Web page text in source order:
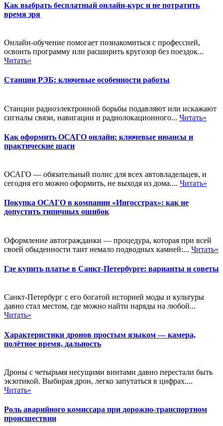
Как выбрать бесплатный онлайн-курс и не потратить
время зря
Онлайн-обучение помогает познакомиться с профессией,
освоить программу или расширить кругозор без поездок...
Читать»
Станции РЭБ: ключевые особенности работы
Станции радиоэлектронной борьбы подавляют или искажают
сигналы связи, навигации и радиолокационного... Читать»
Как оформить ОСАГО онлайн: ключевые нюансы и
практические шаги
ОСАГО — обязательный полис для всех автовладельцев, и
сегодня его можно оформить, не выходя из дома.... Читать»
Покупка ОСАГО в компании «Ингосстрах»: как не
допустить типичных ошибок
Оформление автогражданки — процедура, которая при всей
своей обыденности таит немало подводных камней:... Читать»
Где купить платье в Санкт-Петербурге: варианты и советы
Санкт-Петербург с его богатой историей моды и культуры
давно стал местом, где можно найти наряды на любой...
Читать»
Характеристики дронов простым языком — камера,
полётное время, дальность
Дроны с четырьмя несущими винтами давно перестали быть
экзотикой. Выбирая дрон, легко запутаться в цифрах....
Читать»
Роль аварийного комиссара при дорожно-транспортном
происшествии